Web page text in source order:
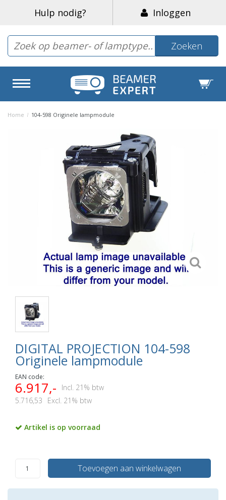
Hulp nodig? Inloggen
Zoeken
Home / 104-598 Originele lampmodule
DIGITAL PROJECTION 104-598
Originele lampmodule
EAN code:
6.917,-
Incl. 21% btw
5.716,53
Excl. 21% btw
Artikel is op voorraad
Toevoegen aan winkelwagen